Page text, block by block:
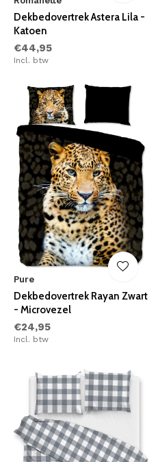
Dekbedovertrek Astera Lila -
Katoen
€44,95
Incl. btw
Pure
Dekbedovertrek Rayan Zwart
- Microvezel
€24,95
Incl. btw